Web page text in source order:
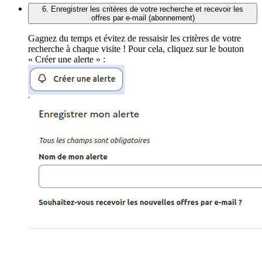
6. Enregistrer les critères de votre recherche et recevoir les
offres par e-mail (abonnement)
Gagnez du temps et évitez de ressaisir les critères de votre
recherche à chaque visite ! Pour cela, cliquez sur le bouton
« Créer une alerte » :